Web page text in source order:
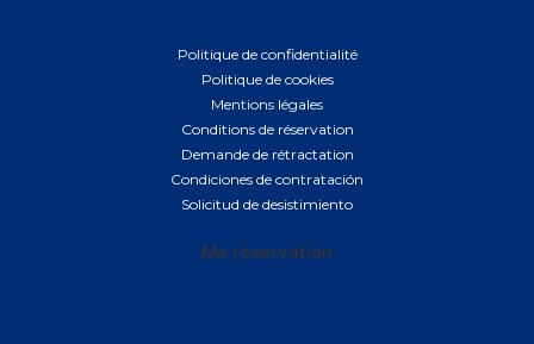
Politique de confidentialité
Politique de cookies
Mentions légales
Conditions de réservation
Demande de rétractation
Condiciones de contratación
Solicitud de desistimiento
Ma réservation